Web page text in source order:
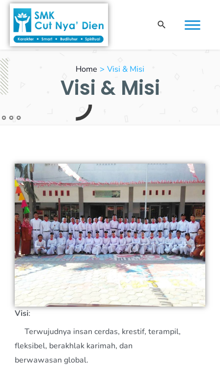
Skip
content
Search
Home Visi & Misi
Visi & Misi
Visi:
Terwujudnya insan cerdas, krestif, terampil,
fleksibel, berakhlak karimah, dan
berwawasan global.